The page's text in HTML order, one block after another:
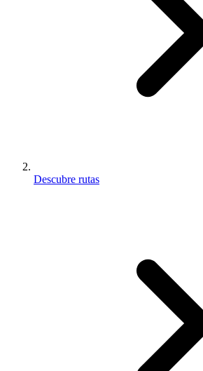
Descubre rutas